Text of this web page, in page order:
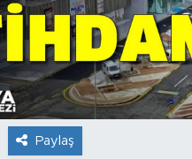
Paylaş
Yazıhan
Kuluncak
Yeşilyurt